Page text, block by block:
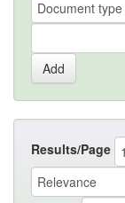
Results/Page